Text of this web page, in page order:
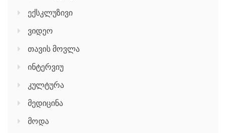
ექსკლუზივი
ვიდეო
თავის მოვლა
ინტერვიუ
კულტურა
მედიცინა
მოდა